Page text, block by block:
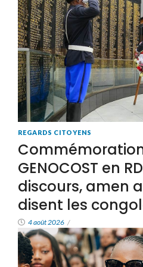
REGARDS CITOYENS
GENOCOST en
discours, amen
disent les
4 août 2026 /